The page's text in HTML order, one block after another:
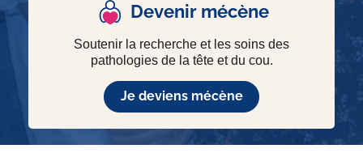
Devenir mécène
Soutenir la recherche et les soins des
pathologies de la tête et du cou.
Je deviens mécène